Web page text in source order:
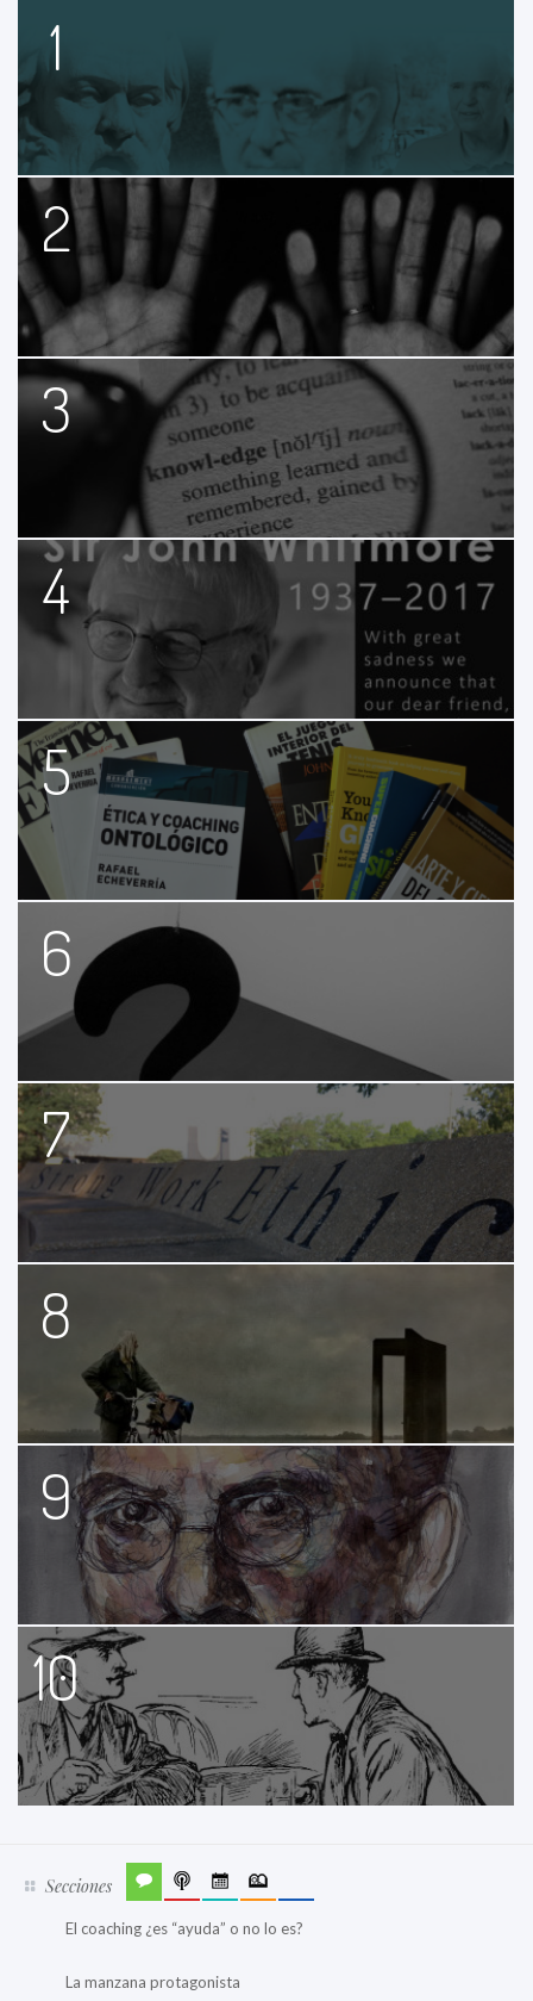
1
2
3
4
5
6
7
8
9
10
Secciones
El coaching ¿es “ayuda” o no lo es?
La manzana protagonista